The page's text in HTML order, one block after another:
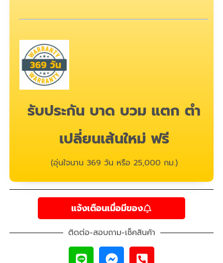
รับประกัน บาด บวม แตก ตำ
เปลี่ยนเส้นใหม่ ฟรี
(อุ่นใจนาน 369 วัน หรือ 25,000 กม.)
แจ้งเตือนเมื่อมีของ
ติดต่อ-สอบถาม-เช็คสินค้า